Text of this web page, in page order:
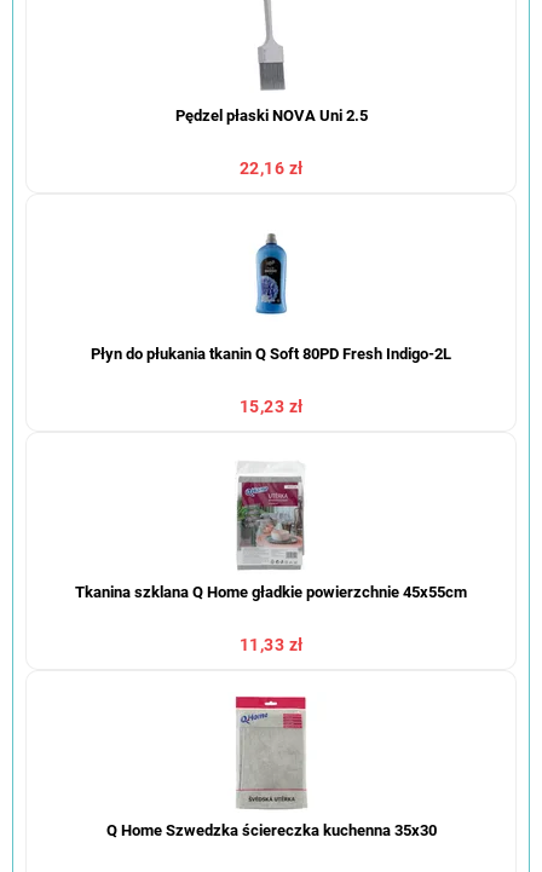
Pędzel płaski NOVA Uni 2.5
22,16 zł
Płyn do płukania tkanin Q Soft 80PD Fresh Indigo-2L
15,23 zł
Tkanina szklana Q Home gładkie powierzchnie 45x55cm
11,33 zł
Q Home Szwedzka ściereczka kuchenna 35x30